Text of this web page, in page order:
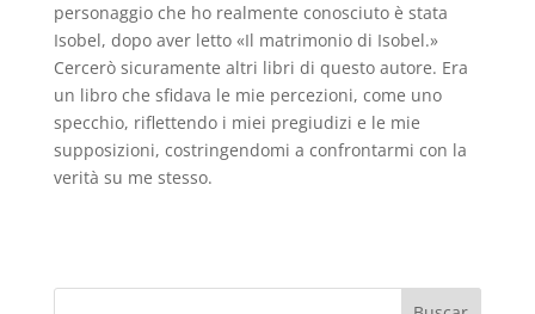
personaggio che ho realmente conosciuto è stata
Isobel, dopo aver letto «Il matrimonio di Isobel.»
Cercerò sicuramente altri libri di questo autore. Era
un libro che sfidava le mie percezioni, come uno
specchio, riflettendo i miei pregiudizi e le mie
supposizioni, costringendomi a confrontarmi con la
verità su me stesso.